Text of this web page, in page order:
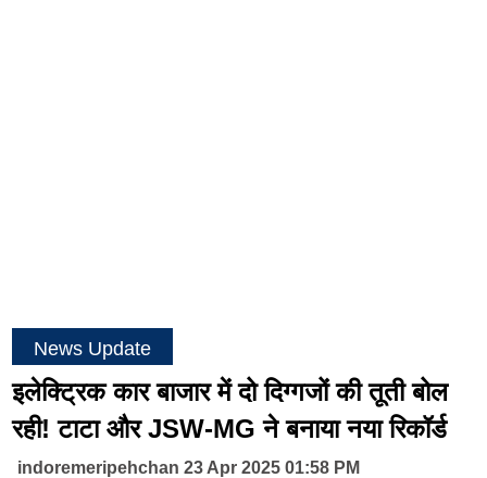
News Update
इलेक्ट्रिक कार बाजार में दो दिग्गजों की तूती बोल
रही! टाटा और JSW-MG ने बनाया नया रिकॉर्ड
indoremeripehchan 23 Apr 2025 01:58 PM